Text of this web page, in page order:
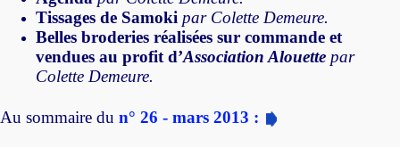
Tissages de Samoki par Colette Demeure.
Belles broderies réalisées sur commande et
vendues au profit d’Association Alouette par
Colette Demeure.
Au sommaire du n° 26 - mars 2013 :